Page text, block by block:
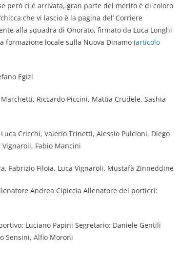
però ci è arrivata, gran parte del merito è di coloro
che vi lascio è la pagina del’ Corriere
alla squadra di Onorato, firmato da Luca Longhi
formazione locale sulla Nuova Dinamo (articolo
Egizi
Riccardo Piccini, Mattia Crudele, Sashia
Cricchi, Valerio Trinetti, Alessio Pulcioni, Diego
Fabio Mancini
Fabrizio Filoia, Luca Vignaroli, Mustafà Zinneddine
Andrea Cipiccia Allenatore dei portieri:
Luciano Papini Segretario: Daniele Gentili
Sensini, Alfio Moroni